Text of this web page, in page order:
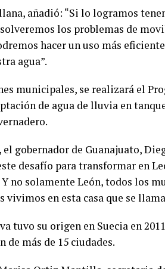
añadió: “Si lo logramos
los problemas de
hacer un uso más
agua”.
municipales, se realizará el
de agua de lluvia en
el gobernador de Guanajuato,
desafío para transformar en
no solamente León, todos los
vivimos en esta casa que se
tuvo su origen en Suecia en
de más de 15 ciudades.